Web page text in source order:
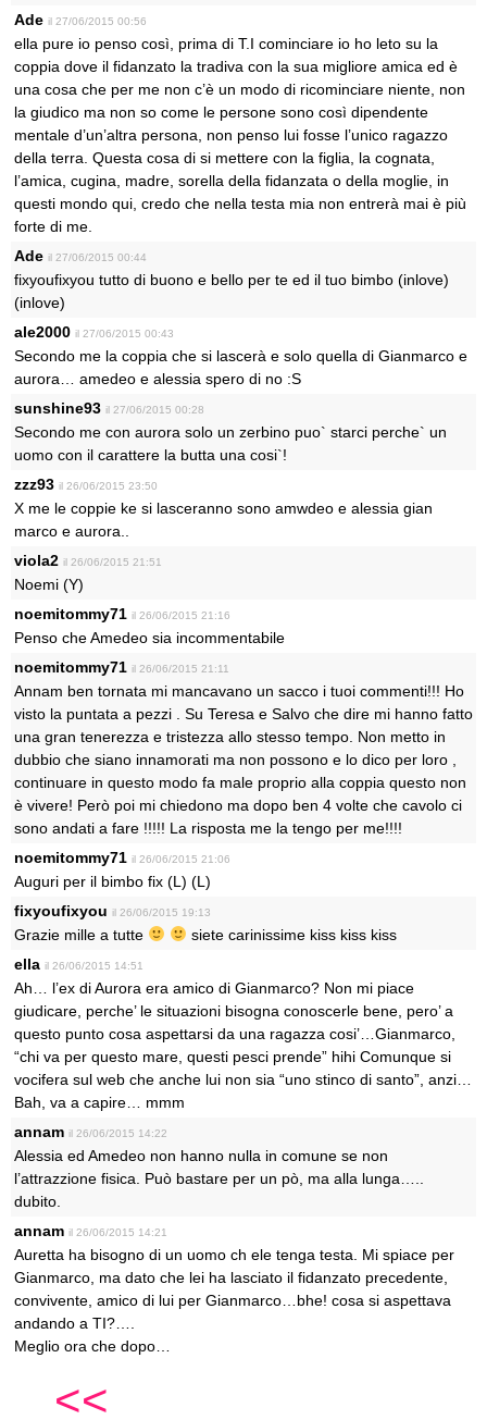
Ade il 27/06/2015 00:56
ella pure io penso così, prima di T.I cominciare io ho leto su la
coppia dove il fidanzato la tradiva con la sua migliore amica ed è
una cosa che per me non c’è un modo di ricominciare niente, non
la giudico ma non so come le persone sono così dipendente
mentale d’un’altra persona, non penso lui fosse l’unico ragazzo
della terra. Questa cosa di si mettere con la figlia, la cognata,
l’amica, cugina, madre, sorella della fidanzata o della moglie, in
questi mondo qui, credo che nella testa mia non entrerà mai è più
forte di me.
Ade il 27/06/2015 00:44
fixyoufixyou tutto di buono e bello per te ed il tuo bimbo (inlove)
(inlove)
ale2000 il 27/06/2015 00:43
Secondo me la coppia che si lascerà e solo quella di Gianmarco e
aurora… amedeo e alessia spero di no :S
sunshine93 il 27/06/2015 00:28
Secondo me con aurora solo un zerbino puo` starci perche` un
uomo con il carattere la butta una cosi`!
zzz93 il 26/06/2015 23:50
X me le coppie ke si lasceranno sono amwdeo e alessia gian
marco e aurora..
viola2 il 26/06/2015 21:51
Noemi (Y)
noemitommy71 il 26/06/2015 21:16
Penso che Amedeo sia incommentabile
noemitommy71 il 26/06/2015 21:11
Annam ben tornata mi mancavano un sacco i tuoi commenti!!! Ho
visto la puntata a pezzi . Su Teresa e Salvo che dire mi hanno fatto
una gran tenerezza e tristezza allo stesso tempo. Non metto in
dubbio che siano innamorati ma non possono e lo dico per loro ,
continuare in questo modo fa male proprio alla coppia questo non
è vivere! Però poi mi chiedono ma dopo ben 4 volte che cavolo ci
sono andati a fare !!!!! La risposta me la tengo per me!!!!
noemitommy71 il 26/06/2015 21:06
Auguri per il bimbo fix (L) (L)
fixyoufixyou il 26/06/2015 19:13
Grazie mille a tutte
siete carinissime kiss kiss kiss
ella il 26/06/2015 14:51
Ah… l’ex di Aurora era amico di Gianmarco? Non mi piace
giudicare, perche’ le situazioni bisogna conoscerle bene, pero’ a
questo punto cosa aspettarsi da una ragazza cosi’…Gianmarco,
“chi va per questo mare, questi pesci prende” hihi Comunque si
vocifera sul web che anche lui non sia “uno stinco di santo”, anzi…
Bah, va a capire… mmm
annam il 26/06/2015 14:22
Alessia ed Amedeo non hanno nulla in comune se non
l’attrazzione fisica. Può bastare per un pò, ma alla lunga…..
dubito.
annam il 26/06/2015 14:21
Auretta ha bisogno di un uomo ch ele tenga testa. Mi spiace per
Gianmarco, ma dato che lei ha lasciato il fidanzato precedente,
convivente, amico di lui per Gianmarco…bhe! cosa si aspettava
andando a TI?….
Meglio ora che dopo…
<<